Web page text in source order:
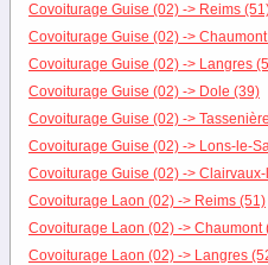
Covoiturage Guise (02) -> Reims
Covoiturage Guise (02) ->
Covoiturage Guise (02) -> Langres
Covoiturage Guise (02) -> Dole (39)
Covoiturage Guise (02) ->
Covoiturage Guise (02) -> Lons-le-
Covoiturage Guise (02) ->
Covoiturage Laon (02) -> Reims (51)
Covoiturage Laon (02) -> Chaumont
Covoiturage Laon (02) -> Langres